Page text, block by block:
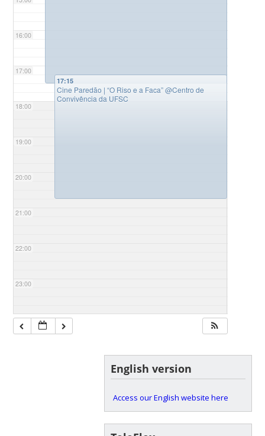
16:00
17:00
18:00
19:00
20:00
21:00
22:00
23:00
17:15
Cine Paredão | “O Riso e a Faca”@Centro de
Convivência da UFSC
English version
Access our English website here